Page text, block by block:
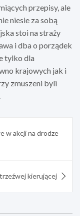
przepisy, ale
niesie za sobą
stoi na straży
i dba o porządek
tylko dla
krajowych jak i
zmuszeni byli
w akcji na drodze
kierującej